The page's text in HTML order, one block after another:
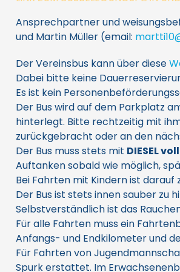
Ansprechpartner und
und Martin Müller (email:
Der Vereinsbus kann über diese
Dabei bitte keine
Es ist kein
Der Bus wird auf dem Parkplatz
hinterlegt. Bitte rechtzeitig mit
zurückgebracht oder an den
Der Bus muss stets mit DIESEL
Auftanken sobald wie möglich,
Bei Fahrten mit Kindern ist
Der Bus ist stets innen sauber zu
Selbstverständlich ist das
Für alle Fahrten muss ein
Anfangs- und Endkilometer und
Für Fahrten von
Spurk erstattet. Im